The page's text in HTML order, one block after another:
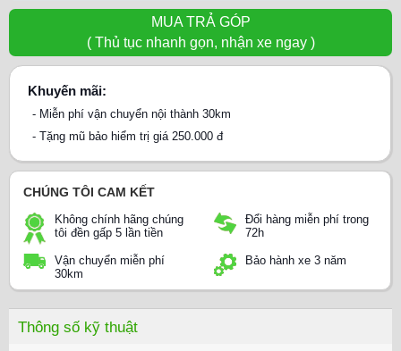
Tin tức
Câu hỏi thường gặp
Hoạt động công ty
MUA TRẢ GÓP
( Thủ tục nhanh gọn, nhận xe ngay )
Khuyến mãi:
- Miễn phí vận chuyển nội thành 30km
- Tặng mũ bảo hiểm trị giá 250.000 đ
CHÚNG TÔI CAM KẾT
Không chính hãng chúng
tôi đền gấp 5 lần tiền
Đổi hàng miễn phí trong
72h
Vận chuyển miễn phí
30km
Bảo hành xe 3 năm
Thông số kỹ thuật